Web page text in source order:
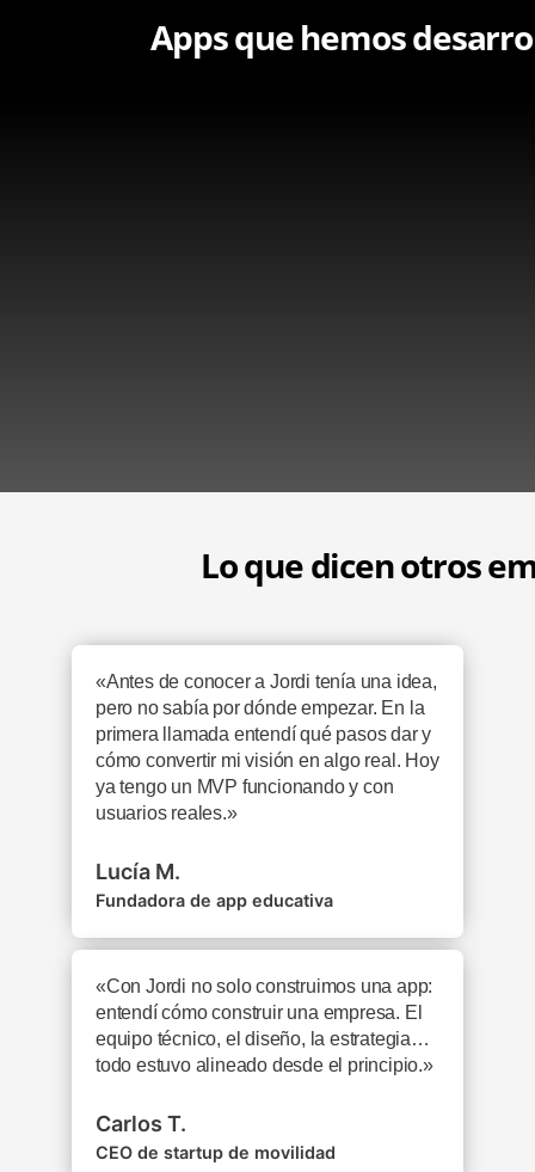
Apps que hemos
Lo que dicen otros
«Antes de conocer a Jordi tenía una idea,
pero no sabía por dónde empezar. En la
primera llamada entendí qué pasos dar y
cómo convertir mi visión en algo real. Hoy
ya tengo un MVP funcionando y con
usuarios reales.»
Lucía M.
Fundadora de app educativa
«Con Jordi no solo construimos una app:
entendí cómo construir una empresa. El
equipo técnico, el diseño, la estrategia…
todo estuvo alineado desde el principio.»
Carlos T.
CEO de startup de movilidad